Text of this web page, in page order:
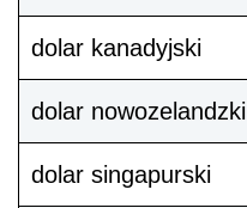
dolar kanadyjski
dolar nowozelandzki
dolar singapurski